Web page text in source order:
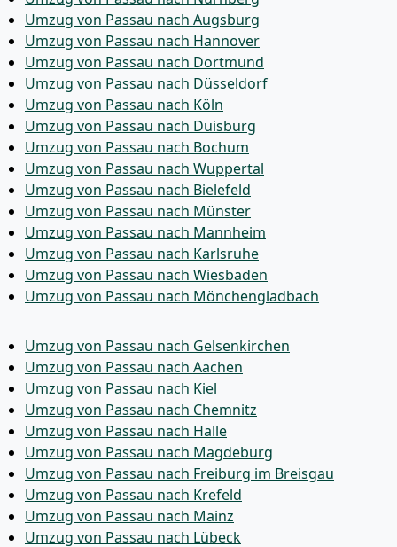
Umzug von Passau nach Augsburg
Umzug von Passau nach Hannover
Umzug von Passau nach Dortmund
Umzug von Passau nach Düsseldorf
Umzug von Passau nach Köln
Umzug von Passau nach Duisburg
Umzug von Passau nach Bochum
Umzug von Passau nach Wuppertal
Umzug von Passau nach Bielefeld
Umzug von Passau nach Münster
Umzug von Passau nach Mannheim
Umzug von Passau nach Karlsruhe
Umzug von Passau nach Wiesbaden
Umzug von Passau nach Mönchen­gladbach
Umzug von Passau nach Gelsenkirchen
Umzug von Passau nach Aachen
Umzug von Passau nach Kiel
Umzug von Passau nach Chemnitz
Umzug von Passau nach Halle
Umzug von Passau nach Magdeburg
Umzug von Passau nach Freiburg im Breisgau
Umzug von Passau nach Krefeld
Umzug von Passau nach Mainz
Umzug von Passau nach Lübeck